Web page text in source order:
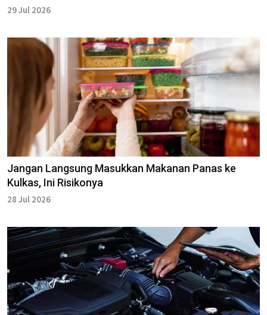
29 Jul 2026
Jangan Langsung Masukkan Makanan Panas ke
Kulkas, Ini Risikonya
28 Jul 2026